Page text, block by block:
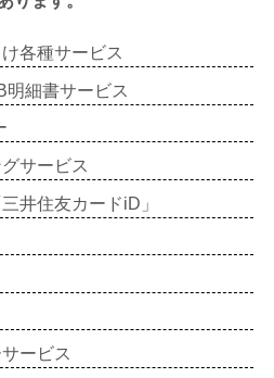
各種サービス
明細書サービス
サービス
井住友カードiD」
ービス